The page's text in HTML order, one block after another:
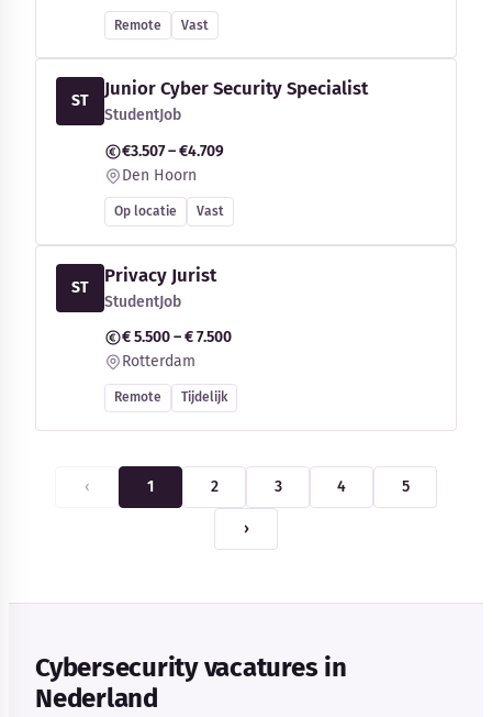
Remote Vast
ST
Junior Cyber Security Specialist
StudentJob
€3.507 – €4.709
Den Hoorn
Op locatie Vast
ST
Privacy Jurist
StudentJob
€ 5.500 – € 7.500
Rotterdam
Remote Tijdelijk
‹ 1 2 3 4 5
›
Cybersecurity vacatures in
Nederland